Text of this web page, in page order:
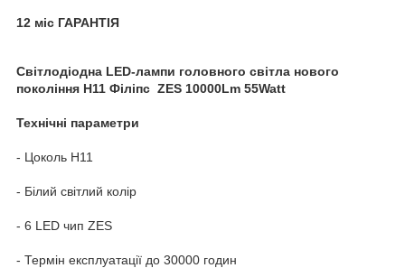
12 міс ГАРАНТІЯ
Світлодіодна LED-лампи головного світла нового
покоління H11 Філіпс ZЕS 10000Lm 55Watt
Технічні параметри
- Цоколь H11
- Білий світлий колір
- 6 LED чип ZES
- Термін експлуатації до 30000 годин